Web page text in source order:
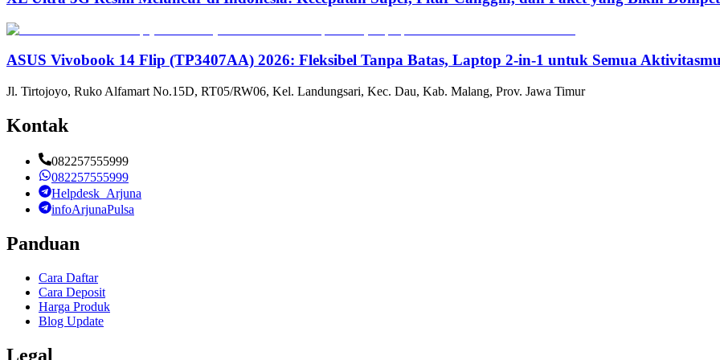
ASUS Vivobook 14 Flip (TP3407AA) 2026: Fleksibel Tanpa Batas, Laptop 2-in-1 untuk Semua
Jl. Tirtojoyo, Ruko Alfamart No.15D, RT05/RW06, Kel. Landungsari, Kec. Dau, Kab. Malang, Prov. Jawa Timur
Kontak
082257555999
082257555999
Helpdesk_Arjuna
infoArjunaPulsa
Panduan
Cara Daftar
Cara Deposit
Harga Produk
Blog Update
Legal